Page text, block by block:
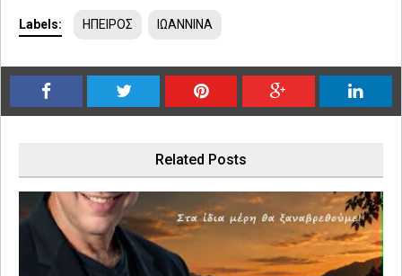
Labels: ΗΠΕΙΡΟΣ ΙΩΑΝΝΙΝΑ
Related Posts